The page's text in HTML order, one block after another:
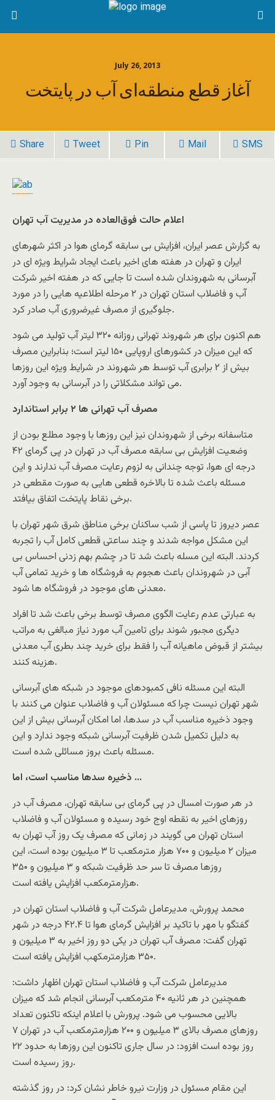
July 26, 2013
آغاز قطع منطقه‌ای آب در پایتخت
Share Tweet Pin Mail SMS
اعلام حالت فوق‌العاده در مدیریت آب تهران
به گزارش عصر ايران، افزایش بی سابقه گرمای هوا در اکثر شهرهای
ایران و تهران در هفته های اخیر باعث ایجاد شرایط ویژه ای در
آبرسانی به شهروندان شده است تا جایی که در هفته اخیر شرکت
آب و فاضلاب استان تهران در ۲ مرحله اطلاعیه هایی را در مورد
جلوگیری از مصرف غیرضروری آب صادر کرد.
هم اکنون برای هر شهروند تهرانی روزانه ۳۲۰ لیتر آب تولید می شود
که این میزان در کشورهای اروپایی ۱۵۰ لیتر است؛ بنابراین مصرف
بیش از ۲ برابری آب توسط هر شهروند در شرایط ویژه این روزها
می تواند مشکلاتی را در آبرسانی به وجود آورد.
مصرف آب تهرانی ها ۲ برابر استاندارد
متاسفانه برخی از شهروندان نیز این روزها با وجود مطلع بودن از
وضعیت افزایش بی سابقه مصرف آب در تهران در پی گرمای ۴۲
درجه ای هوا، توجه چندانی به لزوم رعایت مصرف آب ندارند و این
مسئله باعث شده تا بالاخره قطعی هایی به صورت مقطعی در
برخی نقاط پایتخت اتفاق بیافتد.
عصر دیروز تا پاسی از شب ساکنان برخی مناطق شرق شهر تهران با
این مشکل مواجه شدند و چند ساعتی قطعی کامل آب را تجربه
کردند. البته این مسله باعث شد تا در چشم بهم زدنی احساس بی
آبی در شهروندان باعث هجوم به فروشگاه ها و خرید تمامی آب
معدنی های موجود در فروشگاه ها شود.
به عبارتی عدم رعایت الگوی مصرف توسط برخی باعث شد تا افراد
دیگری مجبور شوند برای تامین آب مورد نیاز مبالغی به مراتب
بیشتر از قبوض ماهیانه آب را فقط برای خرید چند بطری آب معدنی
هزینه کنند.
البته این مسئله نافی کمبودهای موجود در شبکه های آبرسانی
شهر تهران نیست چرا که مسئولان آب و فاضلاب عنوان می کنند با
وجود ذخیره مناسب آب در سدها، اما امکان آبرسانی بیش از این
به دلیل تکمیل شدن ظرفیت آبرسانی شبکه وجود ندارد و این
مسئله باعث بروز مسائلی شده است.
ذخیره سدها مناسب است، اما …
در هر صورت امسال در پی گرمای بی سابقه تهران، مصرف آب در
روزهای اخیر به نقطه اوج خود رسیده و مسئولان آب و فاضلاب
استان تهران می گویند در زمانی که مصرف یک روز آب تهران به
میزان ۲ میلیون و ۷۰۰ هزار مترمکعب تا ۳ میلیون بوده است، این
روزها مصرف تا سر حد ظرفیت شبکه و ۳ میلیون و ۳۵۰
هزارمترمکعب افزایش یافته است.
محمد پرورش، مدیرعامل شرکت آب و فاضلاب استان تهران در
گفتگو با مهر با تاکید بر افزایش گرمای هوا تا ۴۲.۴ درجه در شهر
تهران گفت: مصرف آب تهران در یکی دو روز اخیر به ۳ میلیون و
۳۵۰ هزارمترمکهب افزایش یافته است.
مدیرعامل شرکت آب و فاضلاب استان تهران اظهار داشت:
همچنین در هر ثانیه ۴۰ مترمکعب آبرسانی انجام شد که میزان
بالایی محسوب می شود. پرورش با اعلام اینکه تاکنون تعداد
روزهای مصرف بالای ۳ میلیون و ۲۰۰ هزارمترمکعب آب در تهران ۷
روز بوده است افزود: در سال جاری تاکنون این روزها به حدود ۲۲
روز رسیده است.
این مقام مسئول در وزارت نیرو خاطر نشان کرد: در روز گذشته